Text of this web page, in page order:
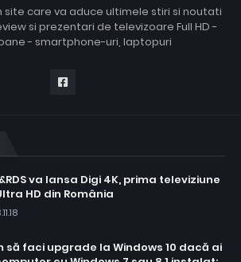
site care va aduce ultimele stiri si noutati
si prezentari de televizoare Full HD -
- smartphone-uri, laptopuri
va lansa Digi 4K, prima televiziune
HD din România
să faci upgrade la Windows 10 dacă ai